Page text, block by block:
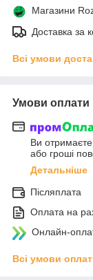
Магазини
Доставка за
Всі умови
Умови оплати
Ви
або гроші
Детальніше
Післяплата
Оплата на
Онлайн-
Всі умови